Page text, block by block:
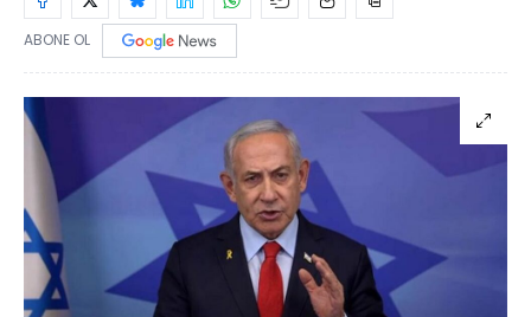
ABONE OL